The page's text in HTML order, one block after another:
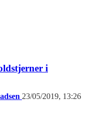
i
23/05/2019, 13:26